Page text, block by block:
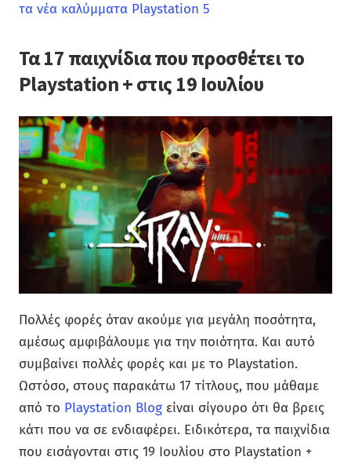
τα νέα καλύμματα Playstation 5
Τα 17 παιχνίδια που προσθέτει το
Playstation + στις 19 Ιουλίου
Πολλές φορές όταν ακούμε για μεγάλη ποσότητα,
αμέσως αμφιβάλουμε για την ποιότητα. Και αυτό
συμβαίνει πολλές φορές και με το Playstation.
Ωστόσο, στους παρακάτω 17 τίτλους, που μάθαμε
από το Playstation Blog είναι σίγουρο ότι θα βρεις
κάτι που να σε ενδιαφέρει. Ειδικότερα, τα παιχνίδια
που εισάγονται στις 19 Ιουλίου στο Playstation +